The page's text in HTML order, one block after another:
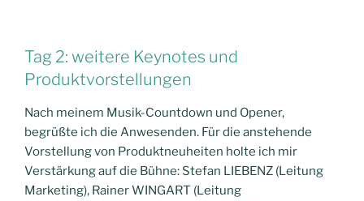
Tag 2: weitere Keynotes und
Produktvorstellungen
Nach meinem Musik-Countdown und Opener,
begrüßte ich die Anwesenden. Für die anstehende
Vorstellung von Produktneuheiten holte ich mir
Verstärkung auf die Bühne: Stefan LIEBENZ (Leitung
Marketing), Rainer WINGART (Leitung